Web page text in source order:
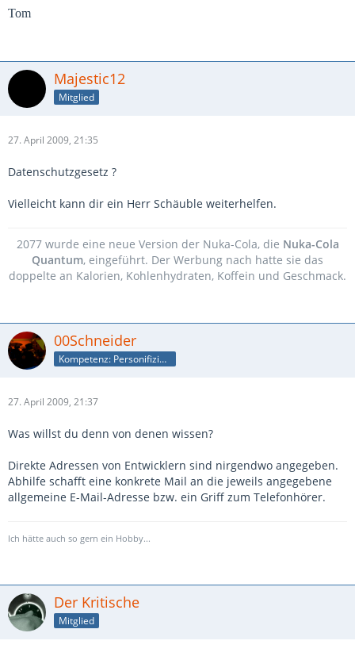
Tom
Majestic12
Mitglied
27. April 2009, 21:35
Datenschutzgesetz ?
Vielleicht kann dir ein Herr Schäuble weiterhelfen.
2077 wurde eine neue Version der Nuka-Cola, die Nuka-Cola
Quantum, eingeführt. Der Werbung nach hatte sie das
doppelte an Kalorien, Kohlenhydraten, Koffein und Geschmack.
00Schneider
Kompetenz: Personifizierte Suchmaschine
27. April 2009, 21:37
Was willst du denn von denen wissen?
Direkte Adressen von Entwicklern sind nirgendwo angegeben.
Abhilfe schafft eine konkrete Mail an die jeweils angegebene
allgemeine E-Mail-Adresse bzw. ein Griff zum Telefonhörer.
Ich hätte auch so gern ein Hobby...
Der Kritische
Mitglied